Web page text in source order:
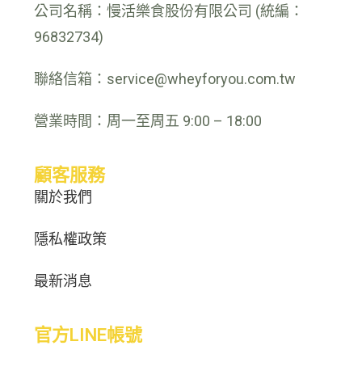
公司名稱：慢活樂食股份有限公司 (統編：
96832734)
聯絡信箱：service@wheyforyou.com.tw
營業時間：周一至周五 9:00 – 18:00
顧客服務
關於我們
隱私權政策
最新消息
官方LINE帳號